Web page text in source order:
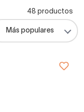
48 productos